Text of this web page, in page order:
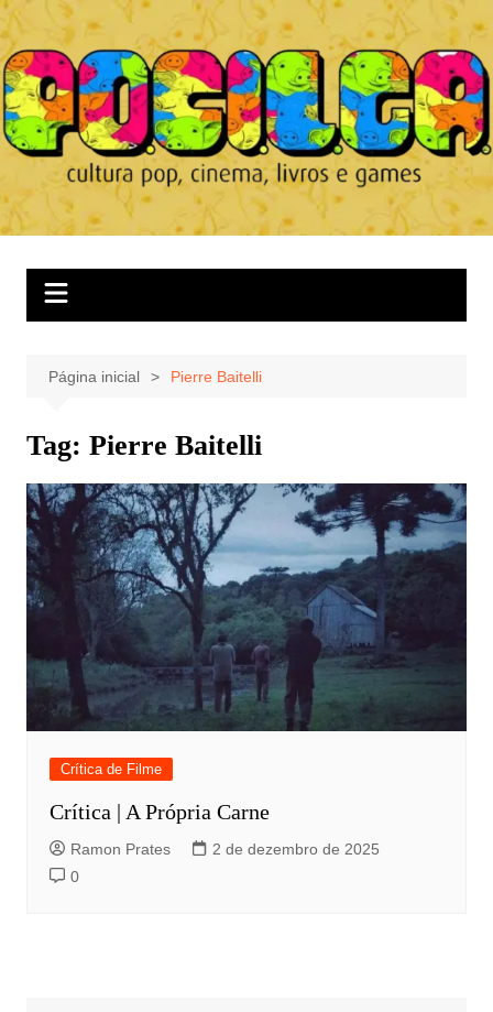
Ir
para
o
conteúdo
Página inicial Pierre Baitelli
Tag: Pierre Baitelli
Crítica de Filme
Crítica | A Própria Carne
Ramon Prates
2 de dezembro de 2025
0